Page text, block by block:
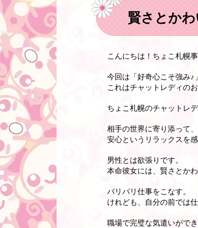
賢さとか
こんにちは！ちょこ札幌
今回は「好奇心こそ強み♪
これはチャットレディの
ちょこ札幌のチャットレ
相手の世界に寄り添って
安心というリラックスを
男性とは欲張りです。
本命彼女には、賢さとか
バリバリ仕事をこなす。
けれども、自分の前では
職場で完璧な気遣いがで